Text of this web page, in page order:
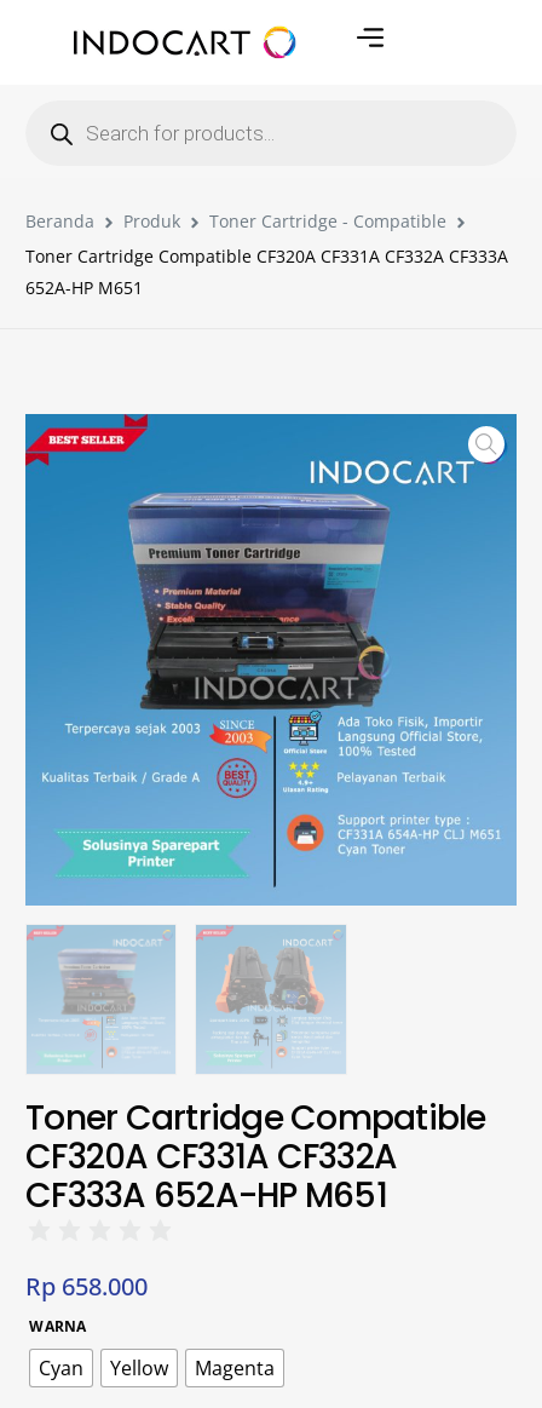
Beranda Produk
Toner Cartridge - Compatible
Toner Cartridge Compatible CF320A CF331A CF332A CF333A
652A-HP M651
Toner Cartridge Compatible
CF320A CF331A CF332A
CF333A 652A-HP M651
Rp 658.000
WARNA
Cyan Yellow Magenta